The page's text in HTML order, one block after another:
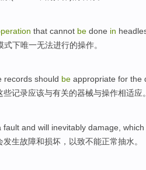
that cannot be done in
式下唯一无法进行的操作。
records should be appropriate for the
些记录应该与有关的器械与操作相适应。
fault and will inevitably damage , which
发生故障和损坏 ，以致不能正常抽水。